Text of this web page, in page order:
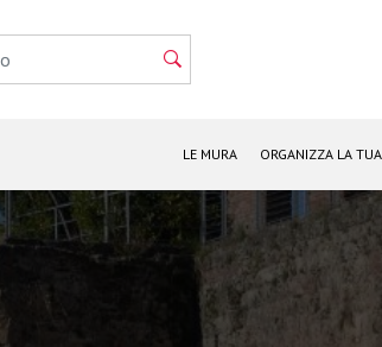
LE MURA ORGANIZZA LA